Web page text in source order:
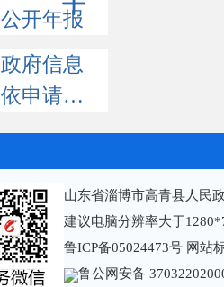
公开年报
政府信息
依申请公开
山东省淄博市高青县人民
建议电脑分辨率大于
鲁ICP备05024473号 网站
鲁公网安备